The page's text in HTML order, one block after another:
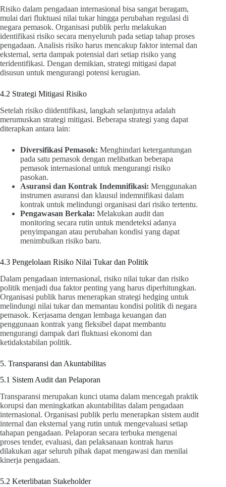
Risiko dalam pengadaan internasional bisa sangat beragam,
mulai dari fluktuasi nilai tukar hingga perubahan regulasi di
negara pemasok. Organisasi publik perlu melakukan
identifikasi risiko secara menyeluruh pada setiap tahap proses
pengadaan. Analisis risiko harus mencakup faktor internal dan
eksternal, serta dampak potensial dari setiap risiko yang
teridentifikasi. Dengan demikian, strategi mitigasi dapat
disusun untuk mengurangi potensi kerugian.
4.2 Strategi Mitigasi Risiko
Setelah risiko diidentifikasi, langkah selanjutnya adalah
merumuskan strategi mitigasi. Beberapa strategi yang dapat
diterapkan antara lain:
Diversifikasi Pemasok: Menghindari ketergantungan
pada satu pemasok dengan melibatkan beberapa
pemasok internasional untuk mengurangi risiko
pasokan.
Asuransi dan Kontrak Indemnifikasi: Menggunakan
instrumen asuransi dan klausul indemnifikasi dalam
kontrak untuk melindungi organisasi dari risiko tertentu.
Pengawasan Berkala: Melakukan audit dan
monitoring secara rutin untuk mendeteksi adanya
penyimpangan atau perubahan kondisi yang dapat
menimbulkan risiko baru.
4.3 Pengelolaan Risiko Nilai Tukar dan Politik
Dalam pengadaan internasional, risiko nilai tukar dan risiko
politik menjadi dua faktor penting yang harus diperhitungkan.
Organisasi publik harus menerapkan strategi hedging untuk
melindungi nilai tukar dan memantau kondisi politik di negara
pemasok. Kerjasama dengan lembaga keuangan dan
penggunaan kontrak yang fleksibel dapat membantu
mengurangi dampak dari fluktuasi ekonomi dan
ketidakstabilan politik.
5. Transparansi dan Akuntabilitas
5.1 Sistem Audit dan Pelaporan
Transparansi merupakan kunci utama dalam mencegah praktik
korupsi dan meningkatkan akuntabilitas dalam pengadaan
internasional. Organisasi publik perlu menerapkan sistem audit
internal dan eksternal yang rutin untuk mengevaluasi setiap
tahapan pengadaan. Pelaporan secara terbuka mengenai
proses tender, evaluasi, dan pelaksanaan kontrak harus
dilakukan agar seluruh pihak dapat mengawasi dan menilai
kinerja pengadaan.
5.2 Keterlibatan Stakeholder